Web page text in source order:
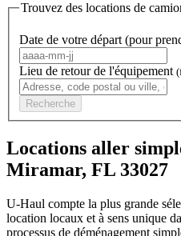
Trouvez des locations de
Date de votre départ (pour
Lieu de retour de l'équipement
Recherche
Locations aller
Miramar, FL 33027
U-Haul compte la plus grande
location locaux et à sens unique
processus de déménagement